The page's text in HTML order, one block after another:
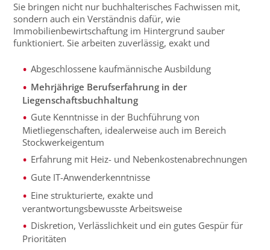
Sie bringen nicht nur buchhalterisches Fachwissen mit,
sondern auch ein Verständnis dafür, wie
Immobilienbewirtschaftung im Hintergrund sauber
funktioniert. Sie arbeiten zuverlässig, exakt und
Abgeschlossene kaufmännische Ausbildung
Mehrjährige Berufserfahrung in der
Liegenschaftsbuchhaltung
Gute Kenntnisse in der Buchführung von
Mietliegenschaften, idealerweise auch im Bereich
Stockwerkeigentum
Erfahrung mit Heiz- und Nebenkostenabrechnungen
Gute IT-Anwenderkenntnisse
Eine strukturierte, exakte und
verantwortungsbewusste Arbeitsweise
Diskretion, Verlässlichkeit und ein gutes Gespür für
Prioritäten